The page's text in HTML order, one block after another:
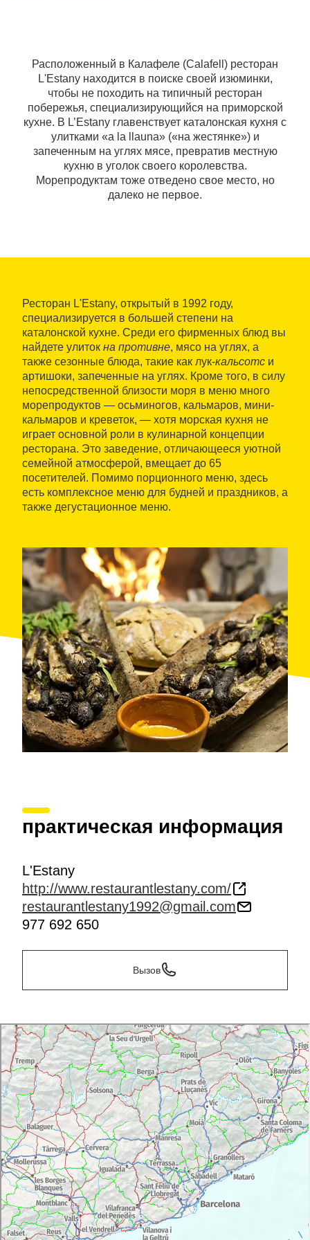
Расположенный в Калафеле (Calafell) ресторан
L'Estany находится в поиске своей изюминки,
чтобы не походить на типичный ресторан
побережья, специализирующийся на приморской
кухне. В L’Estany главенствует каталонская кухня с
улитками «a la llauna» («на жестянке») и
запеченным на углях мясе, превратив местную
кухню в уголок своего королевства.
Морепродуктам тоже отведено свое место, но
далеко не первое.
Ресторан L'Estany, открытый в 1992 году,
специализируется в большей степени на
каталонской кухне. Среди его фирменных блюд вы
найдете улиток на противне, мясо на углях, а
также сезонные блюда, такие как лук-кальсотс и
артишоки, запеченные на углях. Кроме того, в силу
непосредственной близости моря в меню много
морепродуктов — осьминогов, кальмаров, мини-
кальмаров и креветок, — хотя морская кухня не
играет основной роли в кулинарной концепции
ресторана. Это заведение, отличающееся уютной
семейной атмосферой, вмещает до 65
посетителей. Помимо порционного меню, здесь
есть комплексное меню для будней и праздников, а
также дегустационное меню.
практическая информация
L'Estany
http://www.restaurantlestany.com/
restaurantlestany1992@gmail.com
977 692 650
Вызов